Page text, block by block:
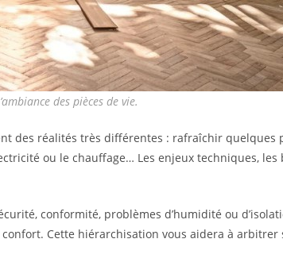
des pièces de vie.
des réalités très différentes : rafraîchir quelques
ou le chauffage… Les enjeux techniques, les
conformité, problèmes d’humidité ou
Cette hiérarchisation vous aidera à